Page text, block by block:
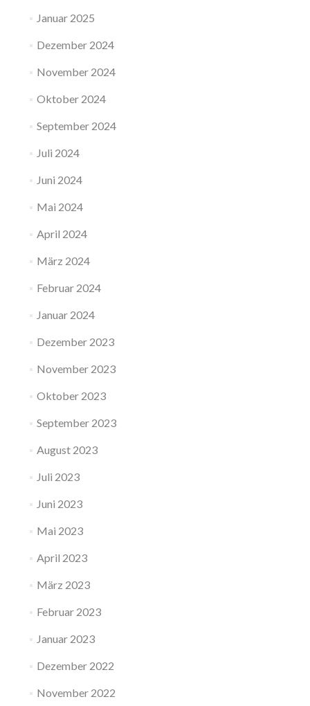
Januar 2025
Dezember 2024
November 2024
Oktober 2024
September 2024
Juli 2024
Juni 2024
Mai 2024
April 2024
März 2024
Februar 2024
Januar 2024
Dezember 2023
November 2023
Oktober 2023
September 2023
August 2023
Juli 2023
Juni 2023
Mai 2023
April 2023
März 2023
Februar 2023
Januar 2023
Dezember 2022
November 2022